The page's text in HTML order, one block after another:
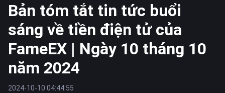
Bản tóm tắt tin tức buổi
sáng về tiền điện tử của
FameEX | Ngày 10 tháng 10
năm 2024
2024-10-10 04:44:55